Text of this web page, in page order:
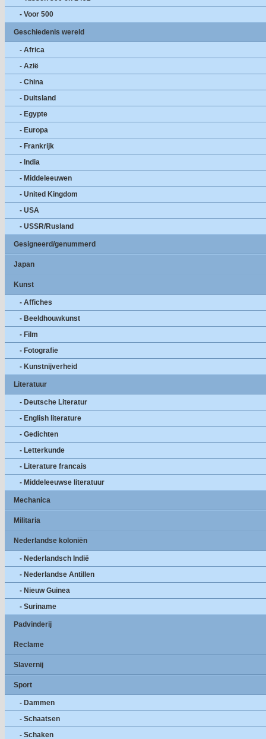
- Voor 500
Geschiedenis wereld
- Africa
- Azië
- China
- Duitsland
- Egypte
- Europa
- Frankrijk
- India
- Middeleeuwen
- United Kingdom
- USA
- USSR/Rusland
Gesigneerd/genummerd
Japan
Kunst
- Affiches
- Beeldhouwkunst
- Film
- Fotografie
- Kunstnijverheid
Literatuur
- Deutsche Literatur
- English literature
- Gedichten
- Letterkunde
- Literature francais
- Middeleeuwse literatuur
Mechanica
Militaria
Nederlandse koloniën
- Nederlandsch Indië
- Nederlandse Antillen
- Nieuw Guinea
- Suriname
Padvinderij
Reclame
Slavernij
Sport
- Dammen
- Schaatsen
- Schaken